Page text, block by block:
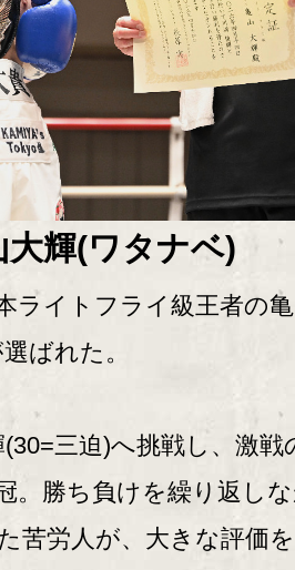
輝(ワタナベ)
ライトフライ級王者の
ばれた。
三迫)へ挑戦し、激戦
。勝ち負けを繰り返し
苦労人が、大きな評価